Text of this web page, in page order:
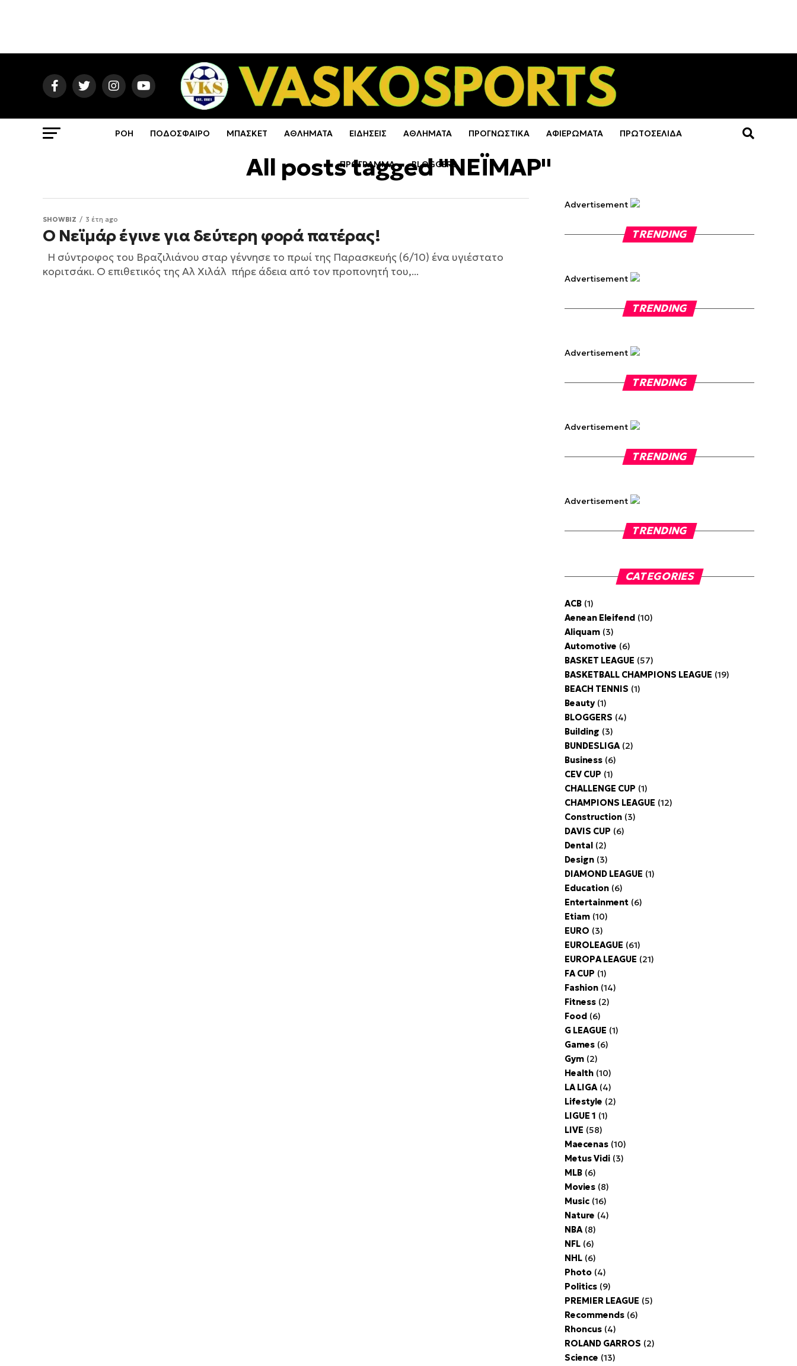
ΡΟΗ ΠΟΔΟΣΦΑΙΡΟ ΜΠΑΣΚΕΤ ΑΘΛΗΜΑΤΑ ΕΙΔΗΣΕΙΣ ΑΘΛΗΜΑΤΑ ΠΡΟΓΝΩΣΤΙΚΑ ΑΦΙΕΡΩΜΑΤΑ ΠΡΩΤΟΣΕΛΙΔΑ
ΠΡΟΓΡΑΜΜΑ BLOGGERS
All posts tagged "ΝΕΪΜΑΡ"
SHOWBIZ 3 έτη ago
Ο Νεϊμάρ έγινε για δεύτερη φορά πατέρας!
Η σύντροφος του Βραζιλιάνου σταρ γέννησε το πρωί της Παρασκευής (6/10) ένα υγιέστατο
κοριτσάκι. Ο επιθετικός της Αλ Χιλάλ πήρε άδεια από τον προπονητή του,...
Advertisement
TRENDING
Advertisement
TRENDING
Advertisement
TRENDING
Advertisement
TRENDING
Advertisement
TRENDING
CATEGORIES
ACB (1)
Aenean Eleifend (10)
Aliquam (3)
Automotive (6)
BASKET LEAGUE (57)
BASKETBALL CHAMPIONS LEAGUE (19)
BEACH TENNIS (1)
Beauty(1)
BLOGGERS (4)
Building (3)
BUNDESLIGA(2)
Business (6)
CEV CUP (1)
CHALLENGE CUP (1)
CHAMPIONS LEAGUE (12)
Construction (3)
DAVIS CUP (6)
Dental (2)
Design (3)
DIAMOND LEAGUE (1)
Education (6)
Entertainment (6)
Etiam (10)
EURO (3)
EUROLEAGUE (61)
EUROPA LEAGUE (21)
FA CUP (1)
Fashion (14)
Fitness (2)
Food (6)
G LEAGUE (1)
Games (6)
Gym (2)
Health (10)
LA LIGA(4)
Lifestyle (2)
LIGUE 1 (1)
LIVE (58)
Maecenas (10)
Metus Vidi (3)
MLB (6)
Movies (8)
Music (16)
Nature (4)
NBA(8)
NFL (6)
NHL (6)
Photo (4)
Politics (9)
PREMIER LEAGUE (5)
Recommends (6)
Rhoncus (4)
ROLAND GARROS (2)
Science (13)